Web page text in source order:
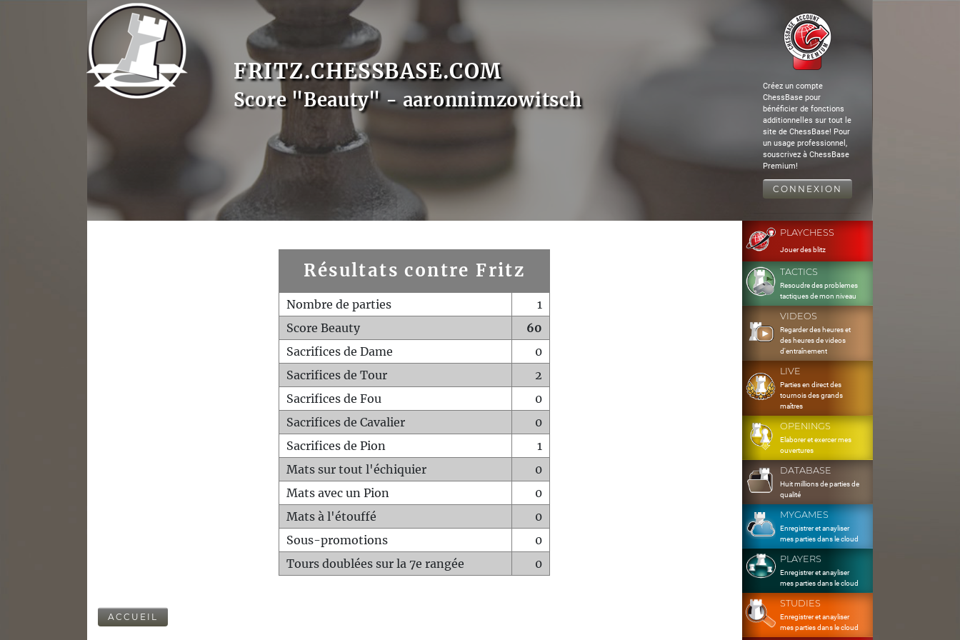
FRITZ.CHESSBASE.COM
Score "Beauty" - aaronnimzowitsch
Créez un compte
ChessBase pour
bénéficier de fonctions
additionnelles sur tout le
site de ChessBase! Pour
un usage professionnel,
souscrivez à ChessBase
Premium!
CONNEXION
Résultats contre Fritz
Nombre de parties
1
Score Beauty
60
Sacrifices de Dame
0
Sacrifices de Tour
2
Sacrifices de Fou
0
Sacrifices de Cavalier
0
Sacrifices de Pion
1
Mats sur tout l'échiquier
0
Mats avec un Pion
0
Mats à l'étouffé
0
Sous-promotions
0
Tours doublées sur la 7e rangée
0
ACCUEIL
PLAYCHESS
Jouer des blitz
TACTICS
Resoudre des problemes
tactiques de mon niveau
VIDEOS
Regarder des heures et
des heures de videos
d'entraînement
LIVE
Parties en direct des
tournois des grands
maîtres
OPENINGS
Elaborer et exercer mes
ouvertures
DATABASE
Huit millions de parties de
qualité
MYGAMES
Enregistrer et anayliser
mes parties dans le cloud
PLAYERS
Enregistrer et anayliser
mes parties dans le cloud
STUDIES
Enregistrer et anayliser
mes parties dans le cloud